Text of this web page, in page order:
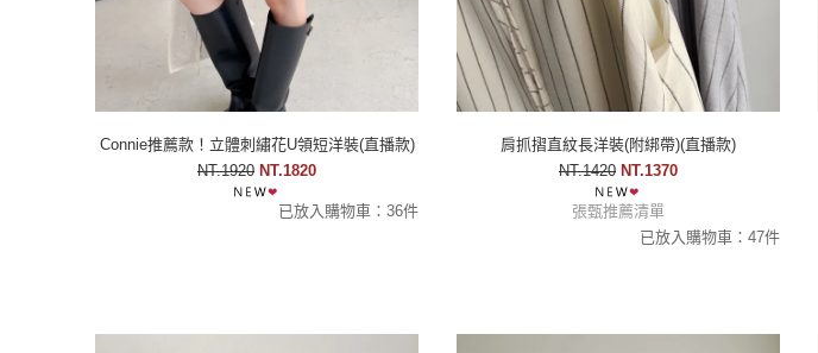
Connie推薦款！立體刺繡花U領短洋裝(直播款)
NT.1920 NT.1820
已放入購物車：36件
肩抓摺直紋長洋裝(附綁帶)(直播款)
NT.1420 NT.1370
張甄推薦清單
已放入購物車：47件